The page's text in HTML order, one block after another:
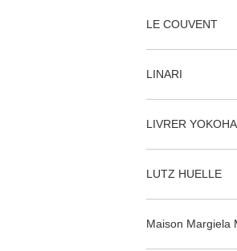
LE COUVENT
LINARI
LIVRER
LUTZ HUELLE
Maison Margiela